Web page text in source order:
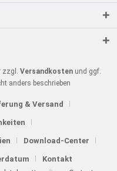
zzgl. Versandkostenund ggf.
anders beschrieben
& Versand
Download-Center
Kontakt